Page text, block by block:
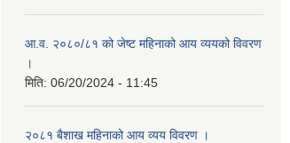
आ.व. २०८०/८१ को जेष्ट महिनाको आय व्ययको विवरण
।
मिति: 06/20/2024 - 11:45
२०८१ बैशाख महिनाको आय व्यय विवरण ।